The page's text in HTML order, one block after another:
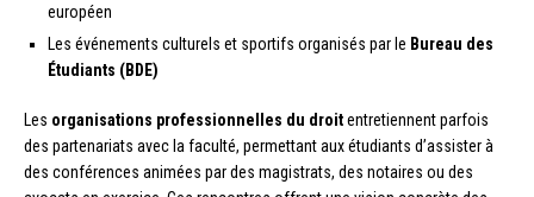
européen
Les événements culturels et sportifs organisés par le Bureau des
Étudiants (BDE)
Les organisations professionnelles du droitentretiennent parfois
des partenariats avec la faculté, permettant aux étudiants d’assister à
des conférences animées par des magistrats, des notaires ou des